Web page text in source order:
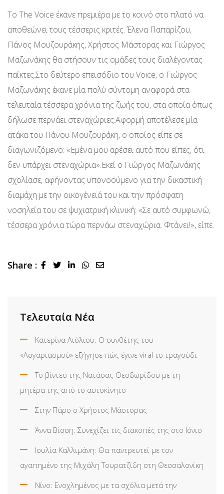
Το The Voice έκανε πρεμιέρα με το κοινό στο πλατό να
αποθεώνει τους τέσσερις κριτές. Έλενα Παπαρίζου,
Πάνος Μουζουράκης, Χρήστος Μάστορας και Γιώργος
Μαζωνάκης θα στήσουν τις ομάδες τους διαλέγοντας
παίκτες.Στο δεύτερο επεισόδιο του Voice, ο Γιώργος
Μαζωνάκης έκανε μία πολύ σύντομη αναφορά στα
τελευταία τέσσερα χρόνια της ζωής του, στα οποία όπως
δήλωσε περνάει στεναχώριες.Αφορμή αποτέλεσε μία
ατάκα του Πάνου Μουζουράκη, ο οποίος είπε σε
διαγωνιζόμενο: «Εμένα μου αρέσει αυτό που είπες, ότι
δεν υπάρχει στεναχώρια».Εκεί ο Γιώργος Μαζωνάκης
σχολίασε, αφήνοντας υπονοούμενο για την δικαστική
διαμάχη με την οικογένειά του και την πρόσφατη
νοσηλεία του σε ψυχιατρική κλινική: «Σε αυτό συμφωνώ,
τέσσερα χρόνια τώρα περνάω στεναχώρια. Φτάνει!», είπε.
Share : LinkedInWhatsapp
Share
Τελευταία Νέα
Κατερίνα Λιόλιου: Ο συνθέτης του
«Λογαριασμού» εξήγησε πώς έγινε viral το τραγούδι
Το βίντεο της Νατάσας Θεοδωρίδου με τη
μητέρα της από το αυτοκίνητο
Στην Πάρο ο Χρήστος Μάστορας
Άννα Βίσση: Συνεχίζει τις διακοπές της στο Ιόνιο
Ιουλία Καλλιμάνη: Θα παντρευτεί με τον
αγαπημένο της Μιχάλη Τουρατζίδη στη Θεσσαλονίκη
Νίνο: Ενοχλημένος με τα σχόλια μετά την